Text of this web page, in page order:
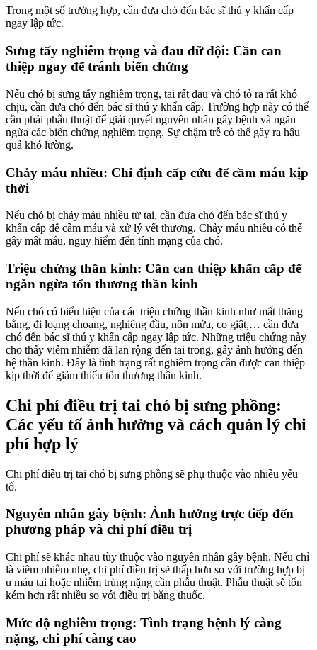
Trong một số trường hợp, cần đưa chó đến bác sĩ thú y khẩn cấp
ngay lập tức.
Sưng tấy nghiêm trọng và đau dữ dội: Cần can
thiệp ngay để tránh biến chứng
Nếu chó bị sưng tấy nghiêm trọng, tai rất đau và chó tỏ ra rất khó
chịu, cần đưa chó đến bác sĩ thú y khẩn cấp. Trường hợp này có thể
cần phải phẫu thuật để giải quyết nguyên nhân gây bệnh và ngăn
ngừa các biến chứng nghiêm trọng. Sự chậm trễ có thể gây ra hậu
quả khó lường.
Chảy máu nhiều: Chỉ định cấp cứu để cầm máu kịp
thời
Nếu chó bị chảy máu nhiều từ tai, cần đưa chó đến bác sĩ thú y
khẩn cấp để cầm máu và xử lý vết thương. Chảy máu nhiều có thể
gây mất máu, nguy hiểm đến tính mạng của chó.
Triệu chứng thần kinh: Cần can thiệp khẩn cấp để
ngăn ngừa tổn thương thần kinh
Nếu chó có biểu hiện của các triệu chứng thần kinh như mất thăng
bằng, đi loạng choạng, nghiêng đầu, nôn mửa, co giật,… cần đưa
chó đến bác sĩ thú y khẩn cấp ngay lập tức. Những triệu chứng này
cho thấy viêm nhiễm đã lan rộng đến tai trong, gây ảnh hưởng đến
hệ thần kinh. Đây là tình trạng rất nghiêm trọng cần được can thiệp
kịp thời để giảm thiểu tổn thương thần kinh.
Chi phí điều trị tai chó bị sưng phồng:
Các yếu tố ảnh hưởng và cách quản lý chi
phí hợp lý
Chi phí điều trị tai chó bị sưng phồng sẽ phụ thuộc vào nhiều yếu
tố.
Nguyên nhân gây bệnh: Ảnh hưởng trực tiếp đến
phương pháp và chi phí điều trị
Chi phí sẽ khác nhau tùy thuộc vào nguyên nhân gây bệnh. Nếu chỉ
là viêm nhiễm nhẹ, chi phí điều trị sẽ thấp hơn so với trường hợp bị
u máu tai hoặc nhiễm trùng nặng cần phẫu thuật. Phẫu thuật sẽ tốn
kém hơn rất nhiều so với điều trị bằng thuốc.
Mức độ nghiêm trọng: Tình trạng bệnh lý càng
nặng, chi phí càng cao